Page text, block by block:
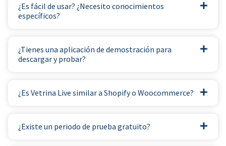
¿Es fácil de usar? ¿Necesito conocimientos
específicos?
¿Tienes una aplicación de demostración para
descargar y probar?
¿Es Vetrina Live similar a Shopify o Woocommerce?
¿Existe un periodo de prueba gratuito?